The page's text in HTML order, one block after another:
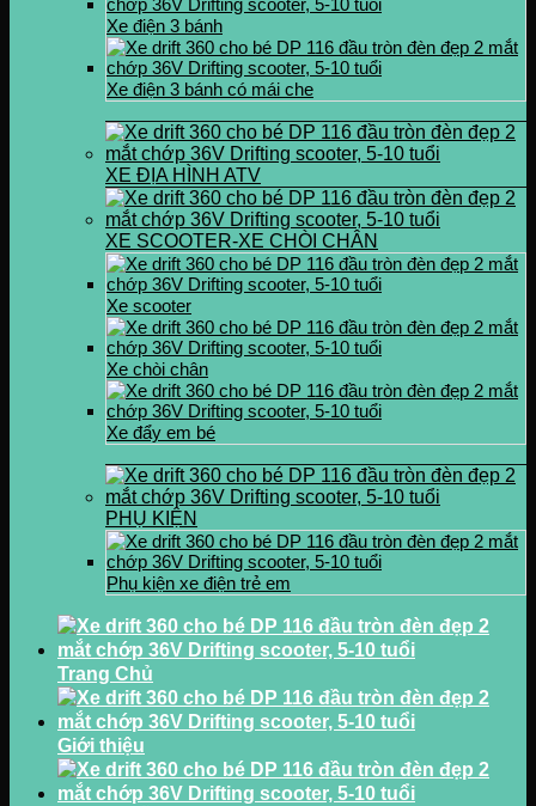
Xe điện 3 bánh
Xe điện 3 bánh có mái che
XE ĐỊA HÌNH ATV
XE SCOOTER-XE CHÒI CHÂN
Xe scooter
Xe chòi chân
Xe đẩy em bé
PHỤ KIỆN
Phụ kiện xe điện trẻ em
Trang Chủ
Giới thiệu